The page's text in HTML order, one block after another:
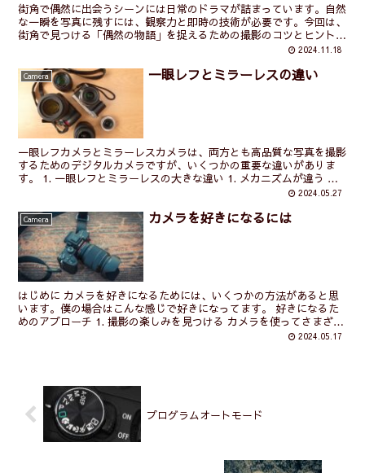
街角で偶然に出会うシーンには日常のドラマが詰まっています。自然
な一瞬を写真に残すには、観察力と即時の技術が必要です。今回は、
街角で見つける「偶然の物語」を捉えるための撮影のコツとヒントを
2024.11.18
Camera 一眼レフとミラーレスの違い
一眼レフカメラとミラーレスカメラは、両方とも高品質な写真を撮影
するためのデジタルカメラですが、いくつかの重要な違いがありま
す。 1. 一眼レフとミラーレスの大きな違い 1. メカニズムが違う ミ
2024.05.27
Camera カメラを好きになるには
はじめに カメラを好きになるためには、いくつかの方法があると思
います。僕の場合はこんな感じで好きになってます。 好きになるた
めのアプローチ 1. 撮影の楽しみを見つける カメラを使ってさまざま
な被写体やシチュエーションを撮影することで、撮影の楽しさや喜び
上 カメラや写真についての知識を深めることで、撮影の楽しさや満
足感が増しました。カメラの機能や設定、撮影テクニック、画像編集
などについて学び、自分のスキルを向上させることでどんどん好きに
なりました。 3. 写真コミュニティに参加する 写真愛好家やプロのフ
ォトグラファーが集まるコミュニティやイベントに参加することで、
す。また、他の人の作品を見ることで、新しいアイデアやインスピレ
2024.05.17
プログラムオートモード